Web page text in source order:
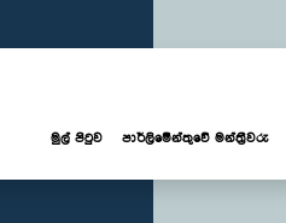
මුල් පිටුව පාර්ලි‌මේන්තුවේ මන්ත්‍රීවරු